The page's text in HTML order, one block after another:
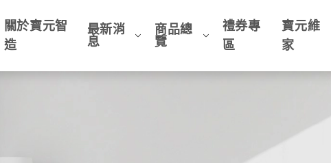
關於寶元智
造
最新消
息
商品總
覽
禮券專
區
寶元維
家